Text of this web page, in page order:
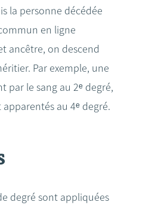
la personne décédée
en ligne
ancêtre, on descend
Par exemple, une
par le sang au 2ᵉ degré,
au 4ᵉ degré.
degré sont appliquées